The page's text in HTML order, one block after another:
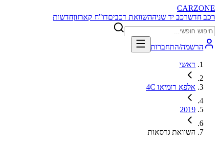
CARZONE
רכב חדשרכב יד שניההשוואת רכביםדו"ח קארזוןחדשות
הרשמה/התחברות
ראשי
אלפא רומיאו 4C
2019
השוואת גרסאות